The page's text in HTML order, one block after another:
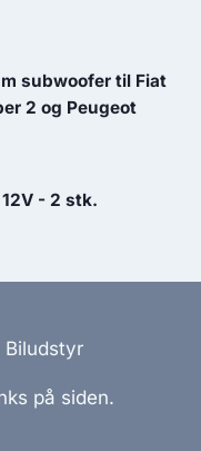
subwoofer til Fiat
2 og Peugeot
kr..
- 2 stk.
på siden.